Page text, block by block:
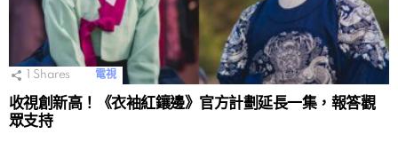
Shares 電視
收視創新高！《衣袖紅鑲邊》官方計劃延長一集，報答觀
眾支持